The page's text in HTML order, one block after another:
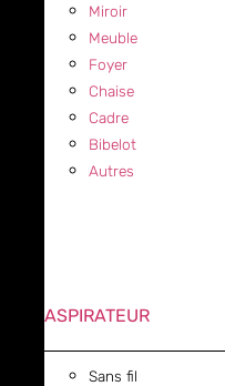
Miroir
Meuble
Foyer
Chaise
Cadre
Bibelot
Autres
ASPIRATEUR
Sans fil